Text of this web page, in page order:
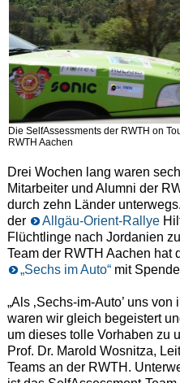
Die SelfAssessments der RWTH on
RWTH Aachen
Drei Wochen lang waren
Mitarbeiter und Alumni der
durch zehn Länder
der
Allgäu-Orient-Rallye
Flüchtlinge nach Jordanien
Team der RWTH Aachen hat
„Sechs im Auto“mit
„Als ‚Sechs-im-Auto’ uns
waren wir gleich begeistert
um dieses tolle Vorhaben zu
Prof. Dr. Marold Wosnitza,
Teams an der RWTH.